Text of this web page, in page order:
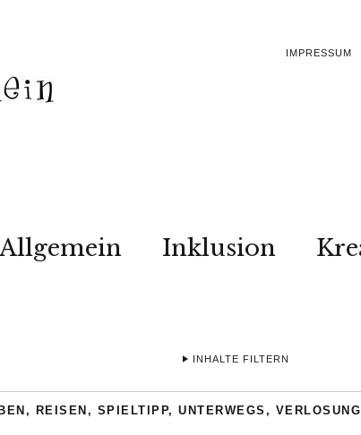
IMPRESSUM
Allgemein Inklusion
INHALTE FILTERN
, REISEN , SPIELTIPP, UNTERWEGS , VERLOSUNG